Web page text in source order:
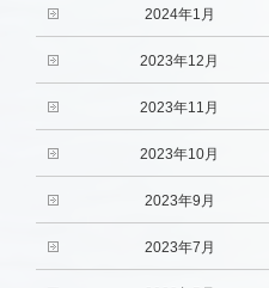
2024年1月
2023年12月
2023年11月
2023年10月
2023年9月
2023年7月